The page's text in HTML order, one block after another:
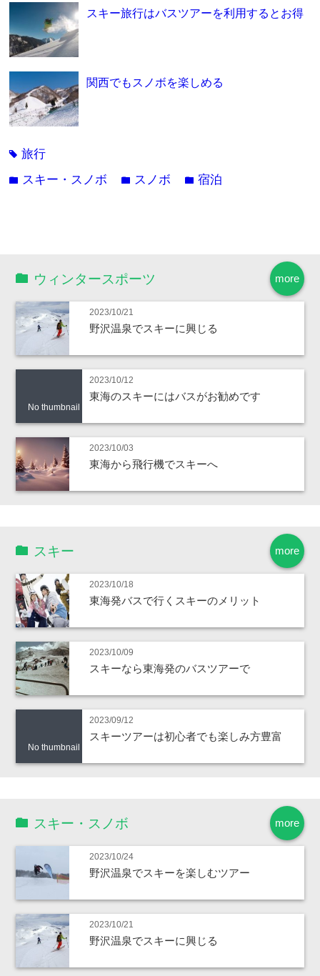
スキー旅行はバスツアーを利用するとお得
関西でもスノボを楽しめる
tag旅行
folder スキー・スノボ folder スノボ folder宿泊
more
ウィンタースポーツ
2023/10/21
野沢温泉でスキーに興じる
No thumbnail
2023/10/12
東海のスキーにはバスがお勧めです
2023/10/03
東海から飛行機でスキーへ
more
スキー
2023/10/18
東海発バスで行くスキーのメリット
2023/10/09
スキーなら東海発のバスツアーで
No thumbnail
2023/09/12
スキーツアーは初心者でも楽しみ方豊富
more
スキー・スノボ
2023/10/24
野沢温泉でスキーを楽しむツアー
2023/10/21
野沢温泉でスキーに興じる